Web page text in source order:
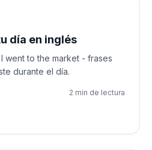
día en inglés
went to the market - frases
durante el día.
2 min de lectura